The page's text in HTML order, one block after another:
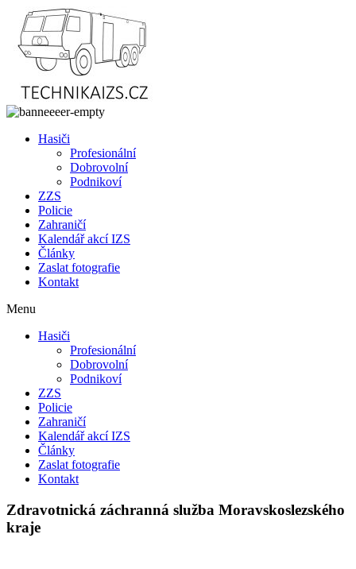
Přejít
obsahu
Hasiči
Profesionální
Dobrovolní
Podnikoví
ZZS
Policie
Zahraničí
Kalendář akcí IZS
Články
Zaslat fotografie
Kontakt
Menu
Hasiči
Profesionální
Dobrovolní
Podnikoví
ZZS
Policie
Zahraničí
Kalendář akcí IZS
Články
Zaslat fotografie
Kontakt
Zdravotnická záchranná služba Moravskoslezského
kraje